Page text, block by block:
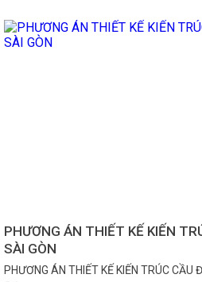
PHƯƠNG ÁN THIẾT KẾ KIẾN
SÀI GÒN
PHƯƠNG ÁN THIẾT KẾ KIẾN TRÚC CẦU